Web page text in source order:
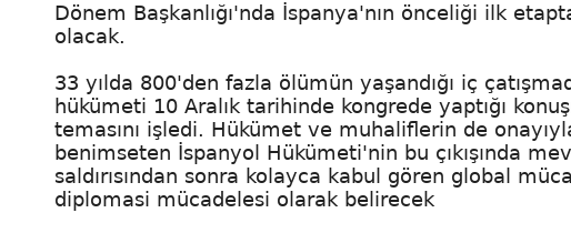
Dönem Başkanlığı'nda İspanya'nın önceliği ilk
olacak.
33 yılda 800'den fazla ölümün yaşandığı iç
hükümeti 10 Aralık tarihinde kongrede yaptığı
temasını işledi. Hükümet ve muhaliflerin de
benimseten İspanyol Hükümeti'nin bu çıkışında
saldırısından sonra kolayca kabul gören global
diplomasi mücadelesi olarak belirecek